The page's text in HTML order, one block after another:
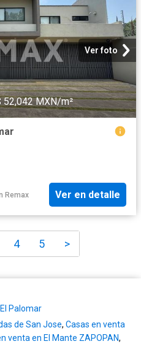
Ver foto
52,042 MXN/m²
Remax Ver en detalle
4 5 >
Palomar
de San Jose, Casas en venta
venta en El Mante ZAPOPAN,